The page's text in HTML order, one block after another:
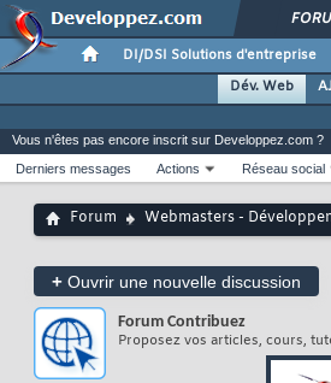
DI/DSI Solutions d'entreprise
Dév. Web
Vous n'êtes pas encore inscrit sur Developpez.com ?
Derniers messages
Actions Réseau social
Forum Webmasters -
+ Ouvrir une nouvelle discussion
Forum Contribuez
Proposez vos articles, cours,